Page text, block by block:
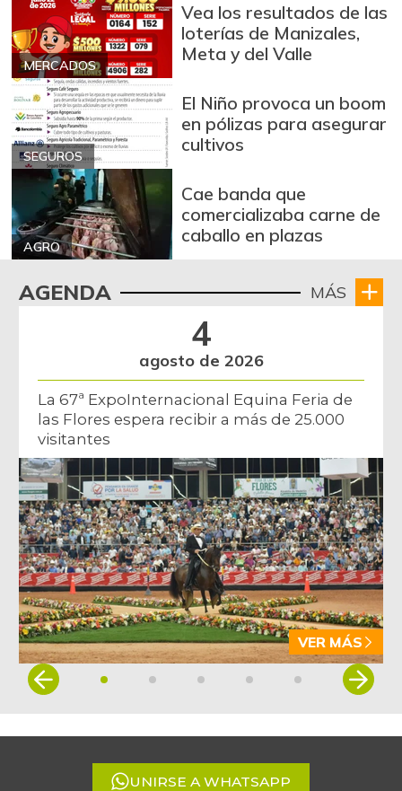
MERCADOS
Vea los resultados de las
loterías de Manizales,
Meta y del Valle
SEGUROS
El Niño provoca un boom
en pólizas para asegurar
cultivos
AGRO
Cae banda que
comercializaba carne de
caballo en plazas
AGENDA MÁS
4
agosto de 2026
La 67ª ExpoInternacional Equina Feria de
las Flores espera recibir a más de 25.000
visitantes
VER MÁS
Item
5
UNIRSE A WHATSAPP